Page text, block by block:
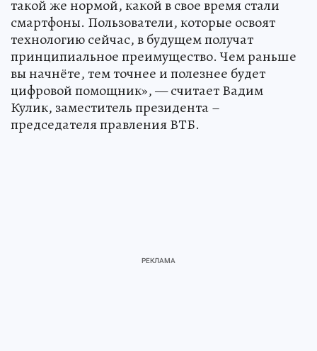
такой же нормой, какой в свое время стали
смартфоны. Пользователи, которые освоят
технологию сейчас, в будущем получат
принципиальное преимущество. Чем раньше
вы начнёте, тем точнее и полезнее будет
цифровой помощник», — считает Вадим
Кулик, заместитель президента –
председателя правления ВТБ.